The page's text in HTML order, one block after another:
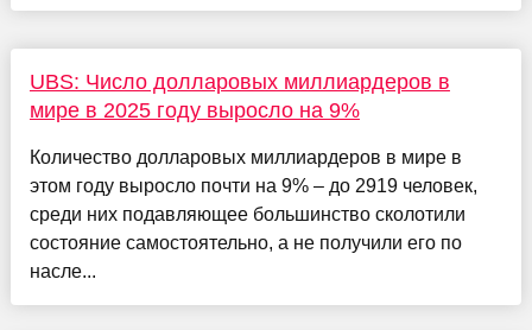
UBS: Число долларовых миллиардеров в
мире в 2025 году выросло на 9%
Количество долларовых миллиардеров в мире в
этом году выросло почти на 9% – до 2919 человек,
среди них подавляющее большинство сколотили
состояние самостоятельно, а не получили его по
насле...